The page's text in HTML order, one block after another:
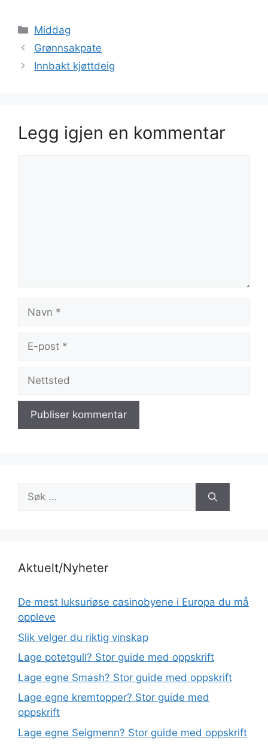
Kategorier
Middag
Grønnsakpate
Innbakt kjøttdeig
Legg igjen en kommentar
Navn
Nettsted
Søk
etter:
Aktuelt/Nyheter
De mest luksuriøse casinobyene i Europa du må
oppleve
Slik velger du riktig vinskap
Lage potetgull? Stor guide med oppskrift
Lage egne Smash? Stor guide med oppskrift
Lage egne kremtopper? Stor guide med
oppskrift
Lage egne Seigmenn? Stor guide med oppskrift